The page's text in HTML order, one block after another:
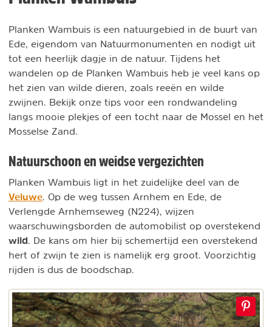
Planken Wambuis is een natuurgebied in de buurt van
Ede, eigendom van Natuurmonumenten en nodigt uit
tot een heerlijk dagje in de natuur. Tijdens het
wandelen op de Planken Wambuis heb je veel kans op
het zien van wilde dieren, zoals reeën en wilde
zwijnen. Bekijk onze tips voor een rondwandeling
langs mooie plekjes of een tocht naar de Mossel en het
Mosselse Zand.
Natuurschoon en weidse vergezichten
Planken Wambuis ligt in het zuidelijke deel van de
Veluwe . Op de weg tussen Arnhem en Ede, de
Verlengde Arnhemseweg (N224), wijzen
waarschuwingsborden de automobilist op overstekend
wild . De kans om hier bij schemertijd een overstekend
hert of zwijn te zien is namelijk erg groot. Voorzichtig
rijden is dus de boodschap.